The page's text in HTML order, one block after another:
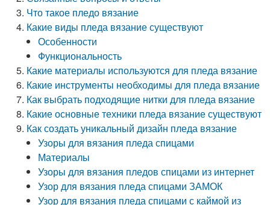
Что такое пледо вязание
Какие виды пледа вязание существуют
Особенности
Функциональность
Какие материалы используются для пледа вязание
Какие инструменты необходимы для пледа вязание
Как выбрать подходящие нитки для пледа вязание
Какие основные техники пледа вязание существуют
Как создать уникальный дизайн пледа вязание
Узоры для вязания пледа спицами
Материалы
Узоры для вязания пледов спицами из интернет
Узор для вязания пледа спицами ЗАМОК
Узор для вязания пледа спицами с каймой из